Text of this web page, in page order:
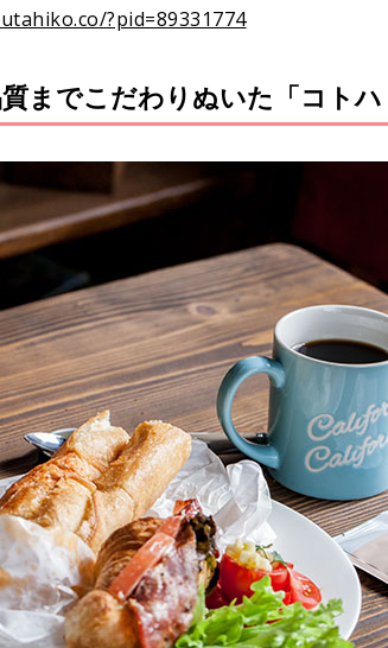
?pid=89331774
までこだわりぬいた「コトハ